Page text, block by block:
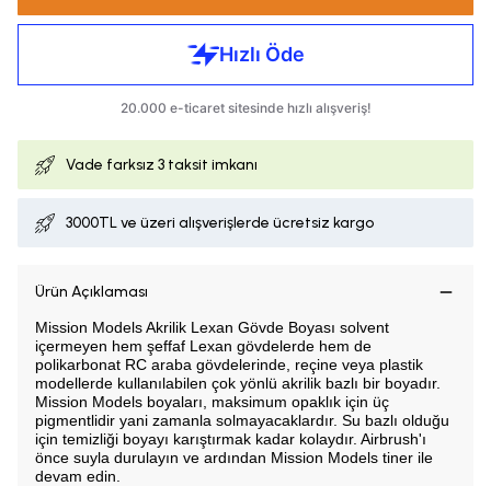
Vade farksız 3 taksit imkanı
3000TL ve üzeri alışverişlerde ücretsiz kargo
Ürün Açıklaması
Mission Models Akrilik Lexan Gövde Boyası solvent
içermeyen hem şeffaf Lexan gövdelerde hem de
polikarbonat RC araba gövdelerinde, reçine veya plastik
modellerde kullanılabilen çok yönlü akrilik bazlı bir boyadır.
Mission Models boyaları, maksimum opaklık için üç
pigmentlidir yani zamanla solmayacaklardır. Su bazlı olduğu
için temizliği boyayı karıştırmak kadar kolaydır. Airbrush'ı
önce suyla durulayın ve ardından Mission Models tiner ile
devam edin.